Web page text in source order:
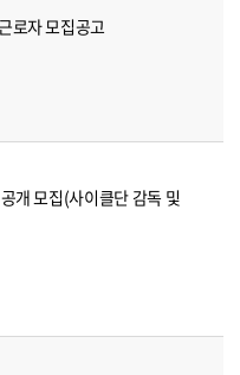
로자 모집공고
개 모집(사이클단 감독 및